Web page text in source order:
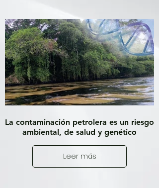
La contaminación petrolera es un riesgo
ambiental, de salud y genético
Leer más